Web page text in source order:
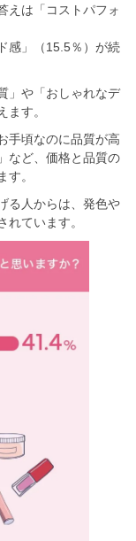
えは「コストパフォ
感」（15.5％）が続
」や「おしゃれなデ
す。
手頃なのに品質が高
など、価格と品質の
。
る人からは、発色や
ています。